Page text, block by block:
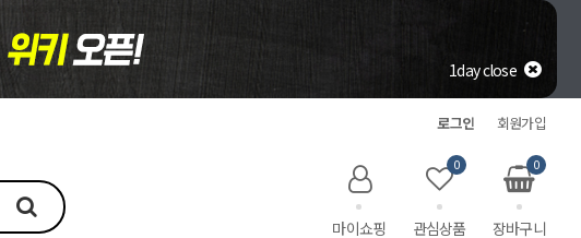
1day close
회원가입
로그인
장바구니
0
관심상품
0
마이쇼핑